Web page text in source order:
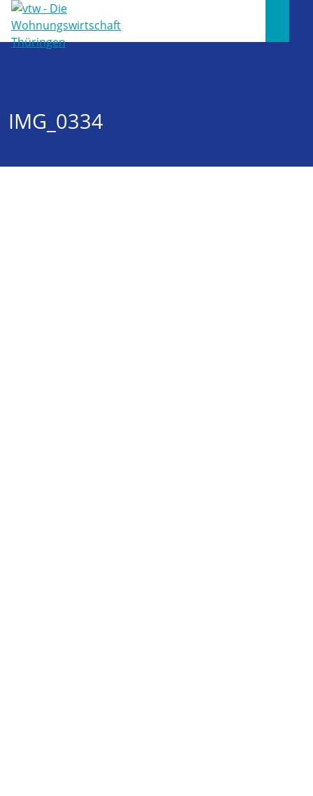
IMG_0334